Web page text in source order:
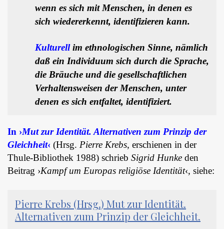
wenn es sich mit Menschen, in denen es
sich wiedererkennt, identifizieren kann.
Kulturellim ethnologischen Sinne, nämlich
daß ein Individuum sich durch die Sprache,
die Bräuche und die gesellschaftlichen
Verhaltensweisen der Menschen, unter
denen es sich entfaltet, identifiziert.
In ›Mut zur Identität. Alternativen zum Prinzip der
Gleichheit‹ (Hrsg. Pierre Krebs, erschienen in der
Thule-Bibliothek 1988) schrieb Sigrid Hunke den
Beitrag ›Kampf um Europas religiöse Identität‹, siehe:
Pierre Krebs (Hrsg.) Mut zur Identität.
Alternativen zum Prinzip der Gleichheit.